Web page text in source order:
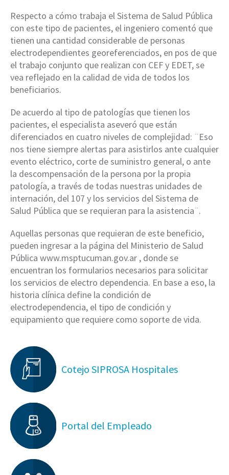
Respecto a cómo trabaja el Sistema de Salud Pública
con este tipo de pacientes, el ingeniero comentó que
tienen una cantidad considerable de personas
electrodependientes georeferenciados, en pos de que
el trabajo conjunto que realizan con CEF y EDET, se
vea reflejado en la calidad de vida de todos los
beneficiarios.
De acuerdo al tipo de patologías que tienen los
pacientes, el especialista aseveró que están
diferenciados en cuatro niveles de complejidad: ¨Eso
nos tiene siempre alertas para asistirlos ante cualquier
evento eléctrico, corte de suministro general, o ante
la descompensación de la persona por la propia
patología, a través de todas nuestras unidades de
internación, del 107 y los servicios del Sistema de
Salud Pública que se requieran para la asistencia¨.
Aquellas personas que requieran de este beneficio,
pueden ingresar a la página del Ministerio de Salud
Pública www.msptucuman.gov.ar , donde se
encuentran los formularios necesarios para solicitar
los servicios de electro dependencia. En base a eso, la
historia clínica define la condición de
electrodependencia, el tipo de condición y
equipamiento que requiere como soporte de vida.
Cotejo SIPROSA Hospitales
Portal del Empleado